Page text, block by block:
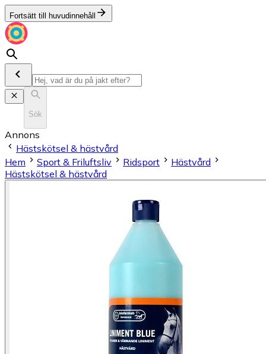
Fortsätt till huvudinnehåll
Sök
Annons
Hästskötsel & hästvård
Hem
Sport & Friluftsliv Ridsport
Hästvård
Hästskötsel & hästvård